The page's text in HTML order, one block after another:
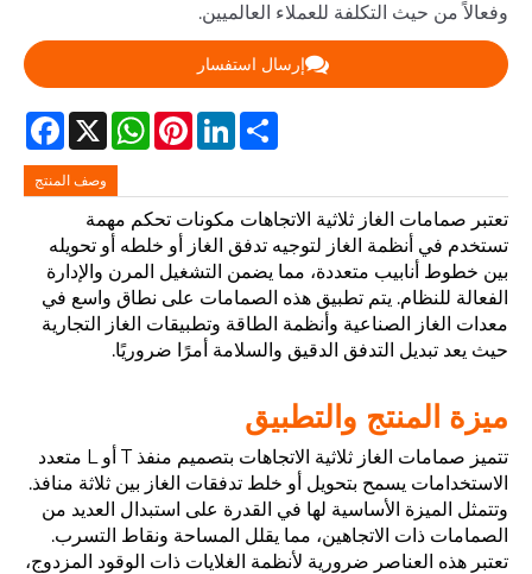
وفعالاً من حيث التكلفة للعملاء العالميين.
إرسال استفسار
X
WhatsAppPinterestLinkedIn Share
وصف المنتج
تعتبر صمامات الغاز ثلاثية الاتجاهات مكونات تحكم مهمة
تستخدم في أنظمة الغاز لتوجيه تدفق الغاز أو خلطه أو تحويله
بين خطوط أنابيب متعددة، مما يضمن التشغيل المرن والإدارة
الفعالة للنظام. يتم تطبيق هذه الصمامات على نطاق واسع في
معدات الغاز الصناعية وأنظمة الطاقة وتطبيقات الغاز التجارية
حيث يعد تبديل التدفق الدقيق والسلامة أمرًا ضروريًا.
ميزة المنتج والتطبيق
تتميز صمامات الغاز ثلاثية الاتجاهات بتصميم منفذ T أو L متعدد
الاستخدامات يسمح بتحويل أو خلط تدفقات الغاز بين ثلاثة منافذ.
وتتمثل الميزة الأساسية لها في القدرة على استبدال العديد من
الصمامات ذات الاتجاهين، مما يقلل المساحة ونقاط التسرب.
تعتبر هذه العناصر ضرورية لأنظمة الغلايات ذات الوقود المزدوج،